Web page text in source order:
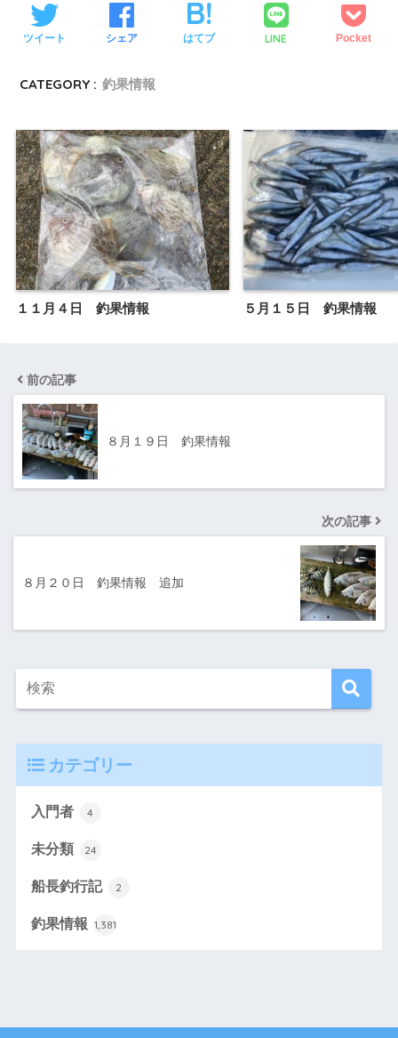
ツイート シェア はてブ LINE Pocket
CATEGORY : 釣果情報
１１月４日 釣果情報 ５月１５日 釣果情報
前の記事
８月１９日 釣果情報
次の記事
８月２０日 釣果情報 追加
カテゴリー
入門者 4
未分類 24
船長釣行記 2
釣果情報 1,381